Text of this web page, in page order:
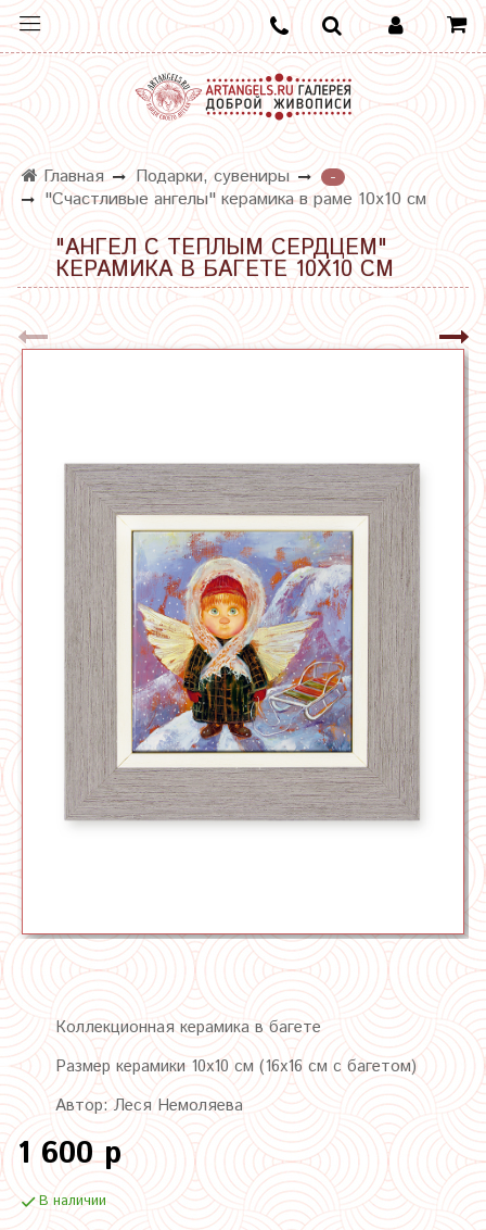
Главная Подарки, сувениры
-
"Счастливые ангелы" керамика в раме 10х10 см
"АНГЕЛ С ТЕПЛЫМ СЕРДЦЕМ"
КЕРАМИКА В БАГЕТЕ 10Х10 СМ
Коллекционная керамика в багете
Размер керамики 10х10 см (16х16 см с багетом)
Автор: Леся Немоляева
1 600 р
В наличии